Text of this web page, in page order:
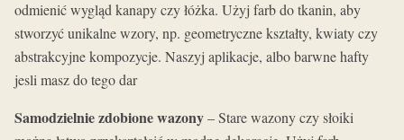
odmienić wygląd kanapy czy łóżka. Użyj farb do tkanin, aby
stworzyć unikalne wzory, np. geometryczne kształty, kwiaty czy
abstrakcyjne kompozycje. Naszyj aplikacje, albo barwne hafty
jesli masz do tego dar
Samodzielnie zdobione wazony– Stare wazony czy słoiki